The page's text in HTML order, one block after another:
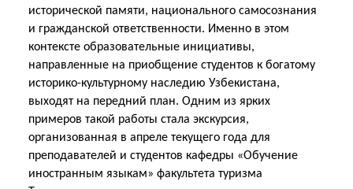
исторической памяти, национального самосознания
и гражданской ответственности. Именно в этом
контексте образовательные инициативы,
направленные на приобщение студентов к богатому
историко-культурному наследию Узбекистана,
выходят на передний план. Одним из ярких
примеров такой работы стала экскурсия,
организованная в апреле текущего года для
преподавателей и студентов кафедры «Обучение
иностранным языкам» факультета туризма